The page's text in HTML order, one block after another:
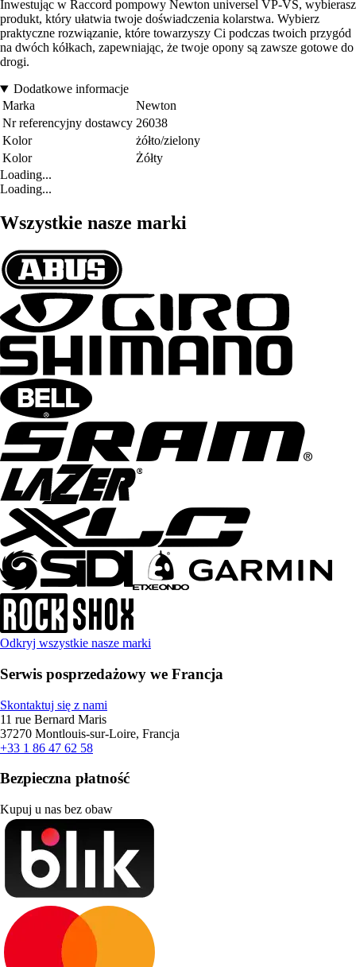
Inwestując w Raccord pompowy Newton universel VP-VS, wybierasz
produkt, który ułatwia twoje doświadczenia kolarstwa. Wybierz
praktyczne rozwiązanie, które towarzyszy Ci podczas twoich przygód
na dwóch kółkach, zapewniając, że twoje opony są zawsze gotowe do
drogi.
Dodatkowe informacje
Marka
Newton
Nr referencyjny dostawcy 26038
Kolor
żółto/zielony
Kolor
Żółty
Loading...
Loading...
Wszystkie nasze marki
Odkryj wszystkie nasze marki
Serwis posprzedażowy we Francja
Skontaktuj się z nami
11 rue Bernard Maris
37270 Montlouis-sur-Loire, Francja
+33 1 86 47 62 58
Bezpieczna płatność
Kupuj u nas bez obaw